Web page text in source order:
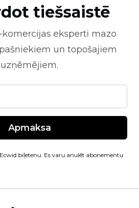
tiešsaistē
komercijas eksperti mazo
un topošajiem
uzņēmējiem.
Apmaksa
biļetenu. Es varu anulēt abonementu